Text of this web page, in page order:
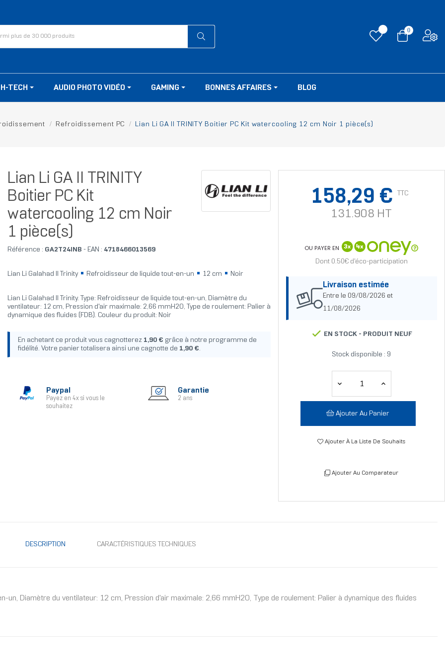
0
TECH AUDIO PHOTO VIDÉO GAMING BONNES AFFAIRES BLOG
Refroidissement PC Lian Li GA II TRINITY Boitier PC Kit watercooling 12 cm Noir 1 pièce(s)
Lian Li GA II TRINITY
Boitier PC Kit
watercooling 12 cm Noir
1 pièce(s)
Référence : GA2T24INB - EAN : 4718466013569
Lian Li Galahad II Trinity Refroidisseur de liquide tout-en-un 12 cm Noir
Lian Li Galahad II Trinity. Type: Refroidisseur de liquide tout-en-un, Diamètre du
ventilateur: 12 cm, Pression d'air maximale: 2,66 mmH2O, Type de roulement: Palier à
dynamique des fluides (FDB). Couleur du produit: Noir
En achetant ce produit vous cagnotterez 1,90 € grâce à notre programme de
fidélité. Votre panier totalisera ainsi une cagnotte de 1,90 €.
Paypal
Payez en 4x si vous le
souhaitez
Garantie
2 ans
158,29 € TTC
131.908 HT
OU PAYER EN
Dont 0.50€ d'éco-participation
Livraison estimée
Entre le 09/08/2026 et
11/08/2026
EN STOCK - PRODUIT NEUF
Stock disponible : 9
Ajouter Au Panier
Ajouter À La Liste De Souhaits
Ajouter Au Comparateur
DESCRIPTION CARACTÉRISTIQUES TECHNIQUES
un, Diamètre du ventilateur: 12 cm, Pression d'air maximale: 2,66 mmH2O, Type de roulement: Palier à dynamique des fluides